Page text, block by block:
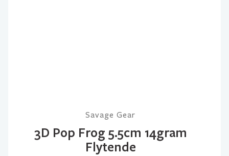
Savage Gear
3D Pop Frog 5.5cm 14gram
Flytende